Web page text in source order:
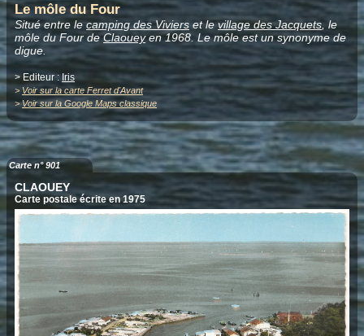
Le môle du Four
Situé entre le camping des Viviers et levillage des Jacquets, le
môle du Four deClaoueyen 1968. Le môle est un synonyme de
digue.
> Editeur :Iris
> Voir sur la carte Ferret d'Avant
>Voir sur la Google Maps classique
Carte n° 901
CLAOUEY
Carte postale écrite en 1975